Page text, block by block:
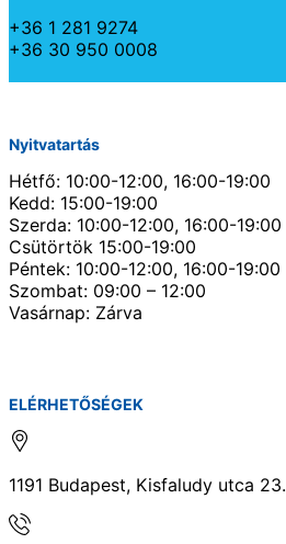
+36 1 281 9274
+36 30 950 0008
Nyitvatartás
Hétfő: 10:00-12:00, 16:00-19:00
Kedd: 15:00-19:00
Szerda: 10:00-12:00, 16:00-19:00
Csütörtök 15:00-19:00
Péntek: 10:00-12:00, 16:00-19:00
Szombat: 09:00 – 12:00
Vasárnap: Zárva
ELÉRHETŐSÉGEK
1191 Budapest, Kisfaludy utca 23.